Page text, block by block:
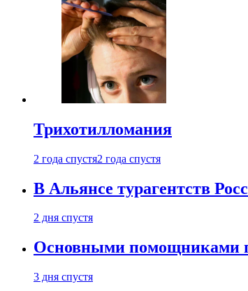
Трихотилломания
2 года спустя2 года спустя
В Альянсе турагентств
2 дня спустя
Основными помощниками
3 дня спустя